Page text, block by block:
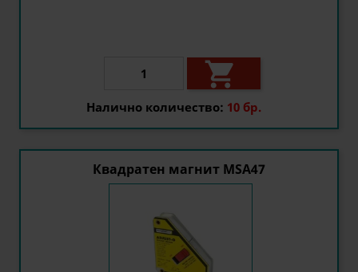

Налично количество: 10 бр.
Квадратен магнит MSA47